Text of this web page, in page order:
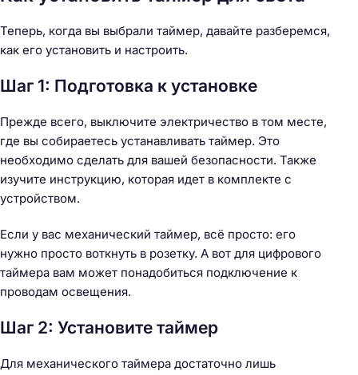
Теперь, когда вы выбрали таймер, давайте разберемся,
как его установить и настроить.
Шаг 1: Подготовка к установке
Прежде всего, выключите электричество в том месте,
где вы собираетесь устанавливать таймер. Это
необходимо сделать для вашей безопасности. Также
изучите инструкцию, которая идет в комплекте с
устройством.
Если у вас механический таймер, всё просто: его
нужно просто воткнуть в розетку. А вот для цифрового
таймера вам может понадобиться подключение к
проводам освещения.
Шаг 2: Установите таймер
Для механического таймера достаточно лишь